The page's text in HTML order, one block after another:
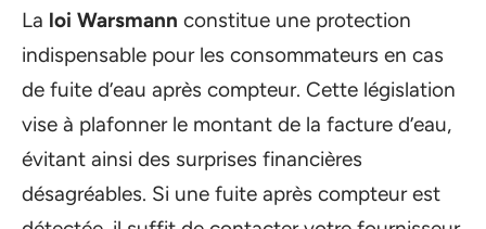
La loi Warsmann constitue une protection
indispensable pour les consommateurs en cas
de fuite d’eau après compteur. Cette législation
vise à plafonner le montant de la facture d’eau,
évitant ainsi des surprises financières
désagréables. Si une fuite après compteur est